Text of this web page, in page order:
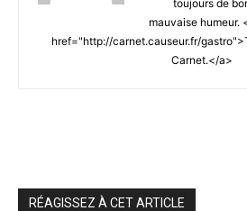
toujours de
mauvaise humeur.
href="http://carnet.causeur.fr/
Carnet.</a>
RÉAGISSEZ À CET ARTICLE